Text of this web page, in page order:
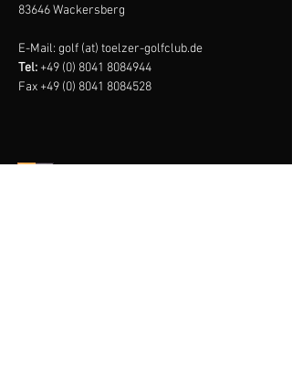
83646 Wackersberg
E-Mail: golf (at) toelzer-golfclub.de
Tel: +49 (0) 8041 8084944
Fax +49 (0) 8041 8084528